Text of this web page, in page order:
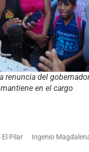
renuncia del
en el cargo
El Pilar Ingenio